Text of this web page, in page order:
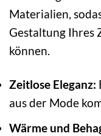
Materialien,
Gestaltung Ihres
können.
Zeitlose Eleganz:
aus der Mode
Wärme und